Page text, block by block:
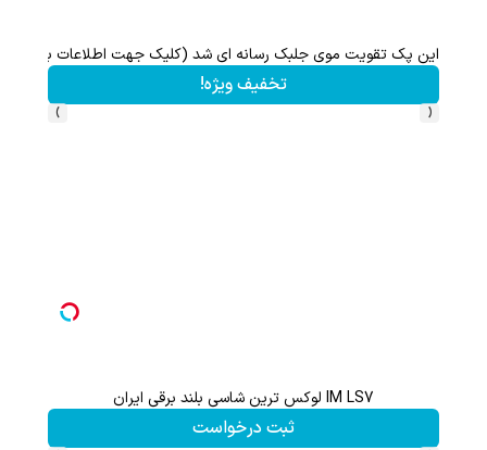
با خرید اول از گریم 200 سوت هدیه بگیر
کلیک کن!
‹
›
70% تخفیف ویژه جین وست + خرید در4 قسطه
مشاهده و خرید